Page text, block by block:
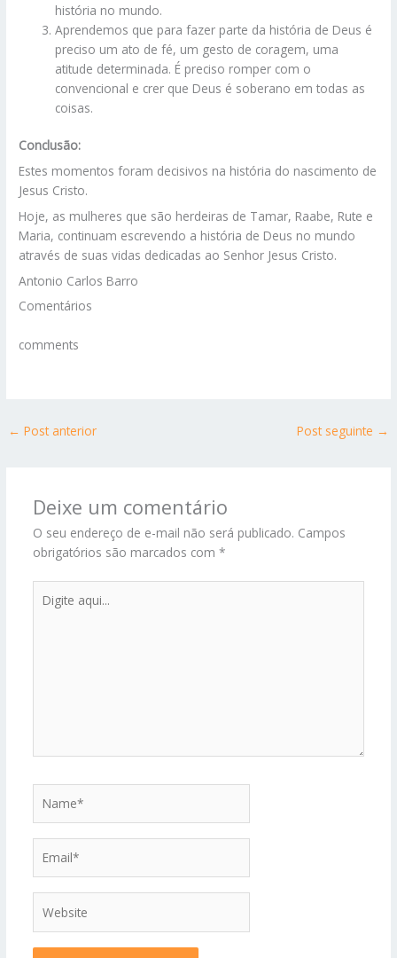
história no mundo.
Aprendemos que para fazer parte da história de Deus é
preciso um ato de fé, um gesto de coragem, uma
atitude determinada. É preciso romper com o
convencional e crer que Deus é soberano em todas as
coisas.
Conclusão:
Estes momentos foram decisivos na história do nascimento de
Jesus Cristo.
Hoje, as mulheres que são herdeiras de Tamar, Raabe, Rute e
Maria, continuam escrevendo a história de Deus no mundo
através de suas vidas dedicadas ao Senhor Jesus Cristo.
Antonio Carlos Barro
Comentários
comments
← Post anterior Post seguinte →
Deixe um comentário
O seu endereço de e-mail não será publicado. Campos
obrigatórios são marcados com *
aqui...